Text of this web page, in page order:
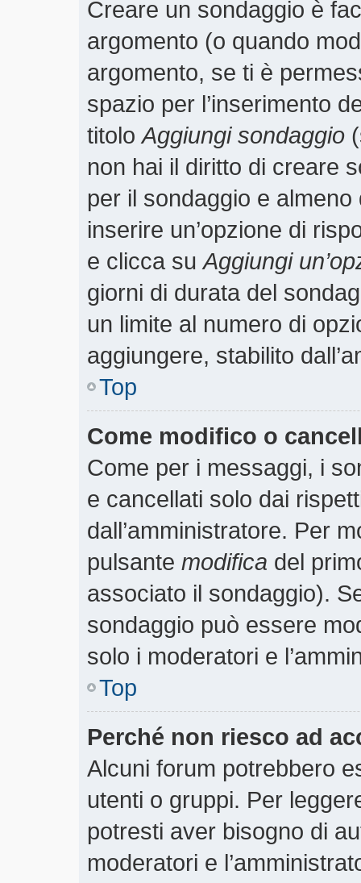
Creare un sondaggio è
argomento (o quando
argomento, se ti è
spazio per l’inserimento
titoloAggiungi sondaggio
non hai il diritto di creare
per il sondaggio e
inserire un’opzione di
e clicca suAggiungi
giorni di durata del
un limite al numero di
aggiungere, stabilito
Top
Come modifico o
Come per i messaggi, i
e cancellati solo dai
dall’amministratore. Per
pulsante modifica del
associato il sondaggio).
sondaggio può essere
solo i moderatori e
Top
Perché non riesco ad
Alcuni forum potrebbero
utenti o gruppi. Per
potresti aver bisogno di
moderatori e